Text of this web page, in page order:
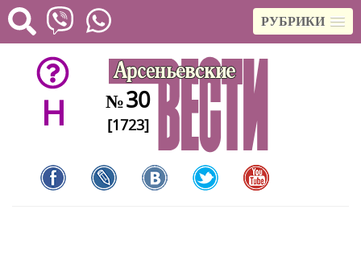
РУБРИКИ
H №30
[1723]